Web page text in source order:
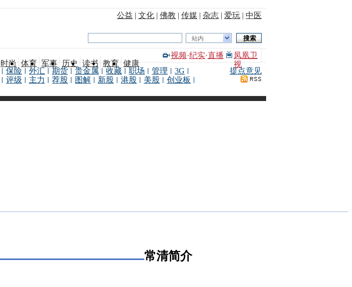
公益 | 文化 | 佛教 | 传媒 | 杂志 | 爱玩 | 中医
站内
时尚 体育 军事 历史 读书 教育 健康
视频·纪实·直播
凤凰卫
视
保险 外汇 期货 贵金属 收藏 职场 管理
3G
评级 主力 荐股 图解 新股 港股 美股
创业板
提点意见
常清简介